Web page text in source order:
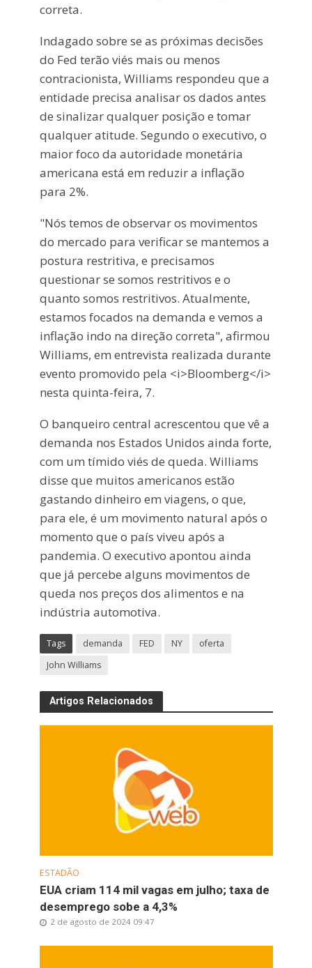
correta.
Indagado sobre se as próximas decisões
do Fed terão viés mais ou menos
contracionista, Williams respondeu que a
entidade precisa analisar os dados antes
de sinalizar qualquer posição e tomar
qualquer atitude. Segundo o executivo, o
maior foco da autoridade monetária
americana está em reduzir a inflação
para 2%.
"Nós temos de observar os movimentos
do mercado para verificar se mantemos a
postura restritiva, e precisamos
questionar se somos restritivos e o
quanto somos restritivos. Atualmente,
estamos focados na demanda e vemos a
inflação indo na direção correta", afirmou
Williams, em entrevista realizada durante
evento promovido pela <i>Bloomberg</i>
nesta quinta-feira, 7.
O banqueiro central acrescentou que vê a
demanda nos Estados Unidos ainda forte,
com um tímido viés de queda. Williams
disse que muitos americanos estão
gastando dinheiro em viagens, o que,
para ele, é um movimento natural após o
momento que o país viveu após a
pandemia. O executivo apontou ainda
que já percebe alguns movimentos de
queda nos preços dos alimentos e na
indústria automotiva.
Tags demanda FED NY
oferta
John Williams
Artigos Relacionados
ESTADÃO
EUA criam 114 mil vagas em julho; taxa de
desemprego sobe a 4,3%
2 de agosto de 2024 09:47